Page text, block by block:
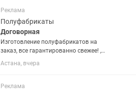
Реклама
Полуфабрикаты
Договорная
Изготовление полуфабрикатов на
заказ, все гарантированно свежее! ,
пельмени говяжьи изготовленные из
мраморного мяса, пельмени, куриные
людей ведущих здоровый образ...
Астана, вчера
Реклама